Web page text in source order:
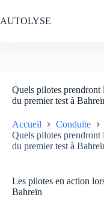
au
contenu
AUTOLYSE
Quels pilotes
du premier test à
Accueil
Conduite
Quels pilotes
du premier test à
Les pilotes en action
Bahreïn